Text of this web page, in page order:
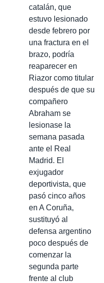
catalán, que
estuvo lesionado
desde febrero por
una fractura en el
brazo, podría
reaparecer en
Riazor como titular
después de que su
compañero
Abraham se
lesionase la
semana pasada
ante el Real
Madrid. El
exjugador
deportivista, que
pasó cinco años
en A Coruña,
sustituyó al
defensa argentino
poco después de
comenzar la
segunda parte
frente al club